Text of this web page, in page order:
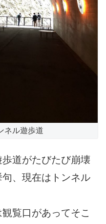
ネル遊歩道
道がたびたび崩壊
、現在はトンネル
覧口があってそこ